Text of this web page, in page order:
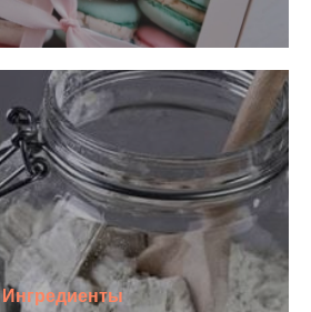
Ингредиенты